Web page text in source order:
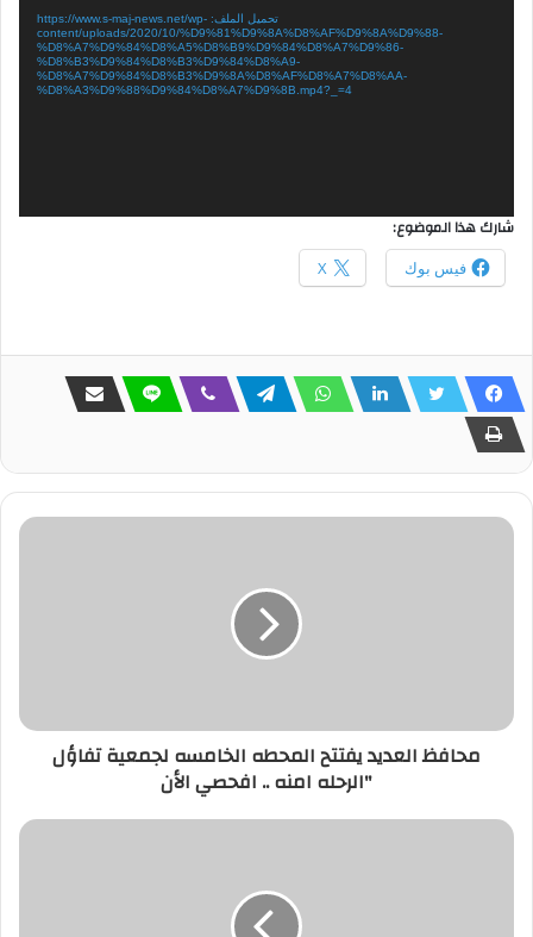
تحميل الملف: https://www.s-maj-news.net/wp-
content/uploads/2020/10/%D9%81%D9%8A%D8%AF%D9%8A%D9%88-
%D8%A7%D9%84%D8%A5%D8%B9%D9%84%D8%A7%D9%86-
%D8%B3%D9%84%D8%B3%D9%84%D8%A9-
%D8%A7%D9%84%D8%B3%D9%8A%D8%AF%D8%A7%D8%AA-
%D8%A3%D9%88%D9%84%D8%A7%D9%8B.mp4?_=4
شارك هذا الموضوع:
فيس بوك X
محافظ العديد يفتتح المحطه الخامسه لجمعية تفاؤل
"الرحله امنه .. افحصي الأن